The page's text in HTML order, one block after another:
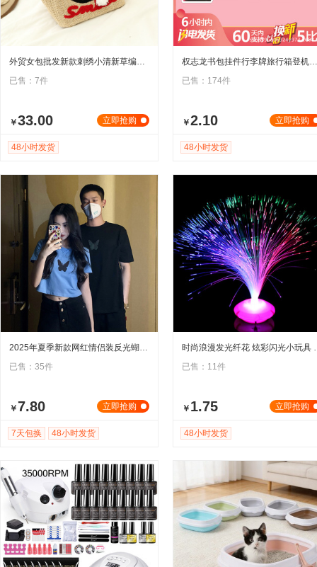
外贸女包批发新款刺绣小清新草编包流苏吊坠沙滩包韩国官网手提包
已售：7件
立即抢购
￥33.00
48小时发货
权志龙书包挂件行李牌旅行箱登机挂吊牌大头明星周边同款G-DRAGON
已售：174件
立即抢购
￥2.10
48小时发货
2025年夏季新款网红情侣装反光蝴蝶短袖t恤女ins超火短款学生上
已售：35件
立即抢购
￥7.80
7天包换 48小时发货
时尚浪漫发光
已售：11件
立即抢购
￥ 1.75
48小时发货